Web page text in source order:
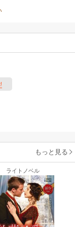
もっと見る
ライトノベル